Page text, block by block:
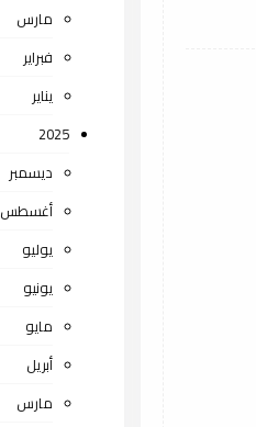
مارس
فبراير
يناير
2025
ديسمبر
أغسطس
يوليو
يونيو
مايو
أبريل
مارس